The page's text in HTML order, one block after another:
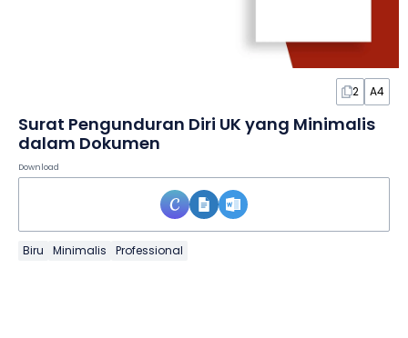
2 A4
Surat Pengunduran Diri UK yang Minimalis
dalam Dokumen
Download
Biru Minimalis Professional